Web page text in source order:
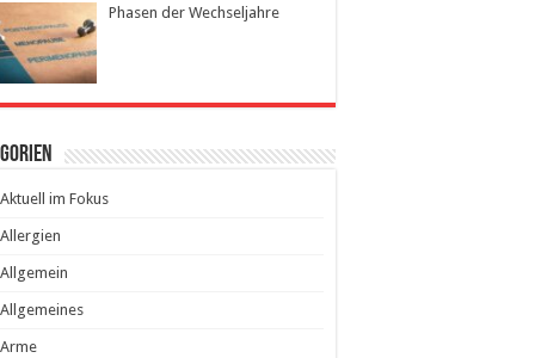
Phasen der Wechseljahre
Aktuell im Fokus
Allergien
Allgemein
Allgemeines
Arme